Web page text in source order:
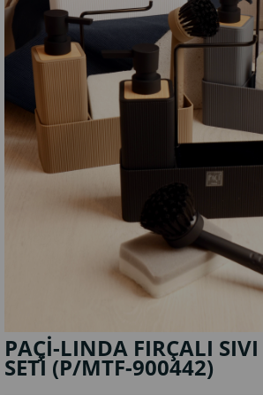
PAÇİ-LINDA FIRÇALI
SETİ (P/MTF-900442)